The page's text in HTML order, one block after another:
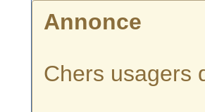
Annonce
Chers usagers